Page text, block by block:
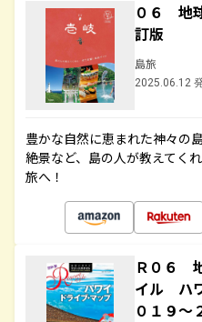
０６ 地
訂版
島旅
2025.06.12
豊かな自然に恵まれた神々の
絶景など、島の人が教えてく
旅へ！
Ｒ０６
イル ハ
０１９～